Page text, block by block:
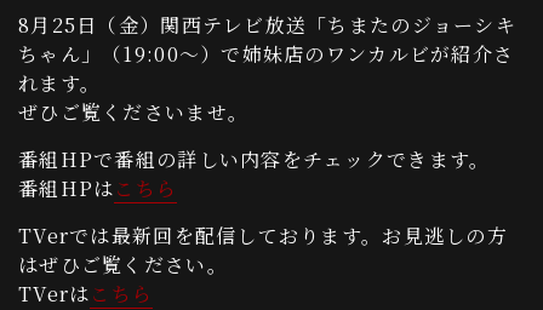
8月25日（金）関西テレビ放送「ちまたのジョーシキ
ちゃん」（19:00～）で姉妹店のワンカルビが紹介さ
れます。
ぜひご覧くださいませ。
番組HPで番組の詳しい内容をチェックできます。
番組HPはこちら
TVerでは最新回を配信しております。お見逃しの方
はぜひご覧ください。
TVerはこちら